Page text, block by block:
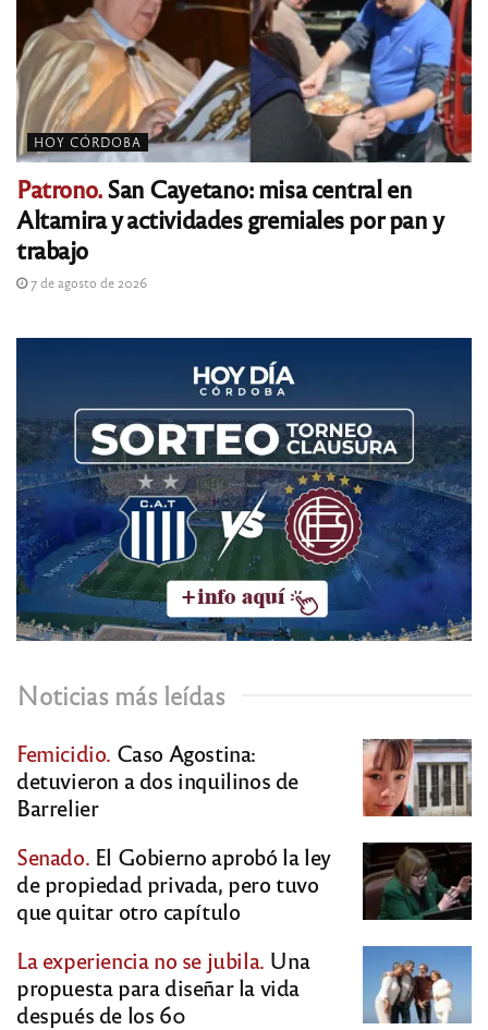
HOY CÓRDOBA
Patrono.San Cayetano: misa central en
Altamira y actividades gremiales por pan y
trabajo
7 de agosto de 2026
Noticias más leídas
Femicidio. Caso Agostina:
detuvieron a dos inquilinos de
Barrelier
Senado. El Gobierno aprobó la ley
de propiedad privada, pero tuvo
que quitar otro capítulo
La experiencia no se jubila. Una
propuesta para diseñar la vida
después de los 60